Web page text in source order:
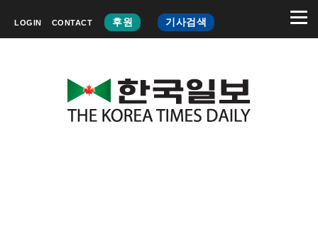
LOGIN CONTACT 후원 기사검색